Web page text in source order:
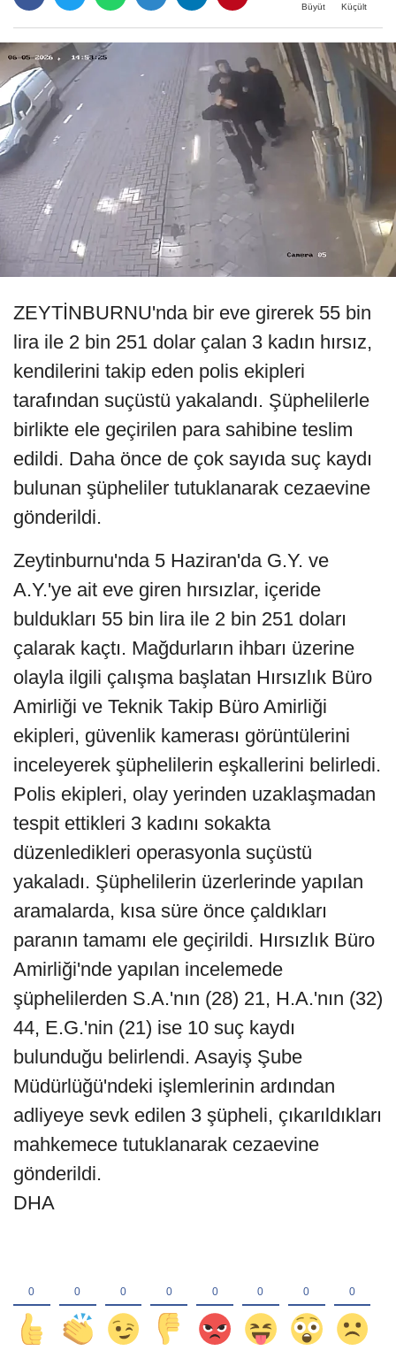
Büyüt Küçült
ZEYTİNBURNU'nda bir eve girerek 55 bin
lira ile 2 bin 251 dolar çalan 3 kadın hırsız,
kendilerini takip eden polis ekipleri
tarafından suçüstü yakalandı. Şüphelilerle
birlikte ele geçirilen para sahibine teslim
edildi. Daha önce de çok sayıda suç kaydı
bulunan şüpheliler tutuklanarak cezaevine
gönderildi.
Zeytinburnu'nda 5 Haziran'da G.Y. ve
A.Y.'ye ait eve giren hırsızlar, içeride
buldukları 55 bin lira ile 2 bin 251 doları
çalarak kaçtı. Mağdurların ihbarı üzerine
olayla ilgili çalışma başlatan Hırsızlık Büro
Amirliği ve Teknik Takip Büro Amirliği
ekipleri, güvenlik kamerası görüntülerini
inceleyerek şüphelilerin eşkallerini belirledi.
Polis ekipleri, olay yerinden uzaklaşmadan
tespit ettikleri 3 kadını sokakta
düzenledikleri operasyonla suçüstü
yakaladı. Şüphelilerin üzerlerinde yapılan
aramalarda, kısa süre önce çaldıkları
paranın tamamı ele geçirildi. Hırsızlık Büro
Amirliği'nde yapılan incelemede
şüphelilerden S.A.'nın (28) 21, H.A.'nın (32)
44, E.G.'nin (21) ise 10 suç kaydı
bulunduğu belirlendi. Asayiş Şube
Müdürlüğü'ndeki işlemlerinin ardından
adliyeye sevk edilen 3 şüpheli, çıkarıldıkları
mahkemece tutuklanarak cezaevine
gönderildi.
DHA